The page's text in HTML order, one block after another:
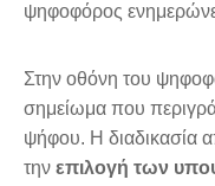
ψηφοφόρος
Στην οθόνη του
σημείωμα που
ψήφου. Η διαδικασία
την επιλογή των